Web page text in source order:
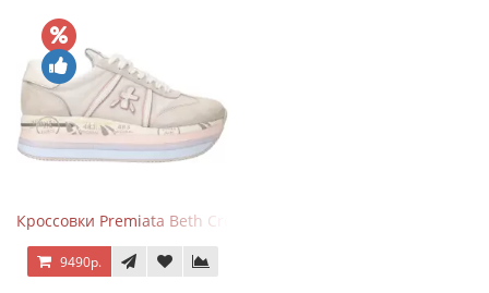
Кроссовки Premiata Beth Cream Sand
9490р.